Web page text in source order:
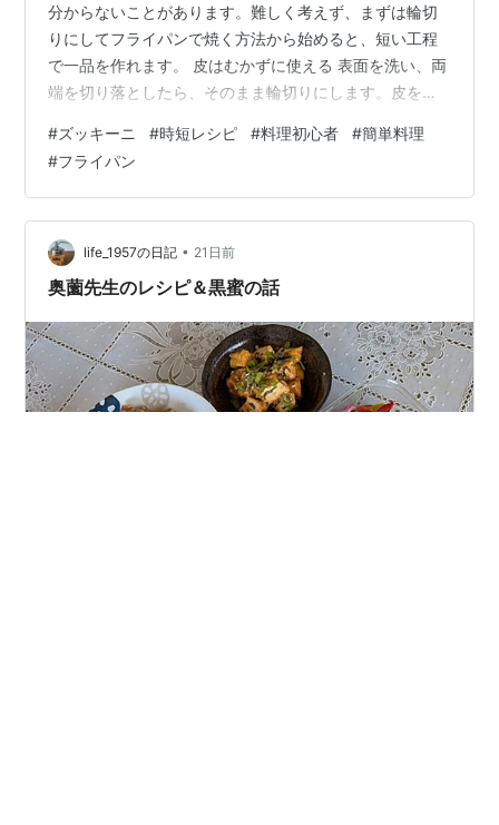
分からないことがあります。難しく考えず、まずは輪切
りにしてフライパンで焼く方法から始めると、短い工程
で一品を作れます。 皮はむかずに使える 表面を洗い、両
端を切り落としたら、そのまま輪切りにします。皮をむ
迷いにくい野菜です。包丁を急いで動かさず、同じくら
いの厚さを意識して切りましょう。 切ったズッキーニ
は、油を少量入れたフライパンへ並べます。片面に焼き
色が付くまであまり動かさず、裏返して反対側も焼けば
基本の形になります。 味付けは一つずつ試す 最初は塩こ
しょうだけでも十分です。しょうゆを少し加え…
#ズッキーニ #時短レシピ #料理初心者 #簡単料理
#フライパン
life_1957の日記 • 21日前
奥薗先生のレシピ＆黒蜜の話